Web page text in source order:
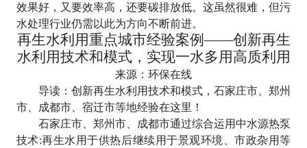
效果好，又要效率高，还要碳排放低。这虽然很难，但污
水处理行业仍需以此为方向不断前进。
再生水利用重点城市经验案例——创新再生
水利用技术和模式，实现一水多用高质利用
来源 ：环保在线
导读：创新再生水利用技术和模式，石家庄市、郑州
市、成都市、宿迁市等地经验在这里！
石家庄市、郑州市、成都市通过综合运用中水源热泵
技术:再生水用于供热后继续用于景观环境、市政杂用等